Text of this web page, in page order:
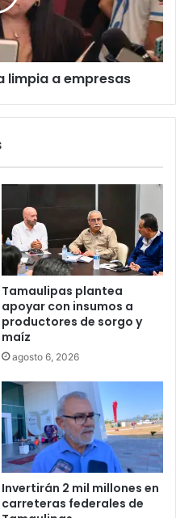
limpia a empresas
Tamaulipas plantea
apoyar con insumos a
productores de sorgo y
maíz
agosto 6, 2026
Invertirán 2 mil millones en
carreteras federales de